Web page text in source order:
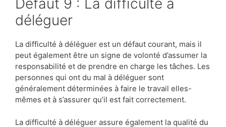
Défaut 9 : La difficulté à
déléguer
La difficulté à déléguer est un défaut courant, mais il
peut également être un signe de volonté d’assumer la
responsabilité et de prendre en charge les tâches. Les
personnes qui ont du mal à déléguer sont
généralement déterminées à faire le travail elles-
mêmes et à s’assurer qu’il est fait correctement.
La difficulté à déléguer assure également la qualité du